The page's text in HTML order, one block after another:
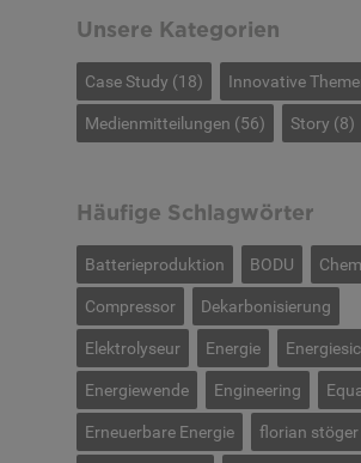
Unsere Kategorien
Case Study (18) Innovative
Medienmitteilungen (56) Story (8)
Häufige Schlagwörter
Batterieproduktion BODU
Compressor Dekarbonisierung
Elektrolyseur Energie
Energiewende Engineering
Erneuerbare Energie florian stöger